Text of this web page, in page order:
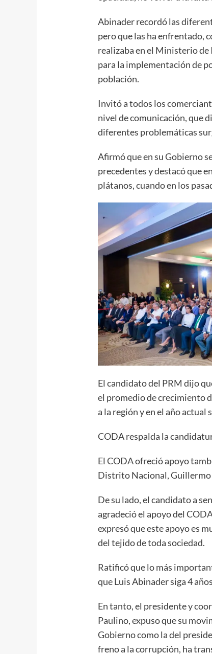
Abinader recordó las
pero que las ha enfrentado,
realizaba en el Ministerio
para la implementación de
población.
Invitó a todos los
nivel de comunicación, que
diferentes problemáticas
Afirmó que en su Gobierno
precedentes y destacó que
plátanos, cuando en los
El candidato del PRM dijo
el promedio de crecimiento
a la región y en el año actual
CODA respalda la
El CODA ofreció apoyo
Distrito Nacional,
De su lado, el candidato a
agradeció el apoyo del
expresó que este apoyo es
del tejido de toda sociedad.
Ratificó que lo más
que Luis Abinader siga 4
En tanto, el presidente y
Paulino, expuso que su
Gobierno como la del
freno a la corrupción, ha